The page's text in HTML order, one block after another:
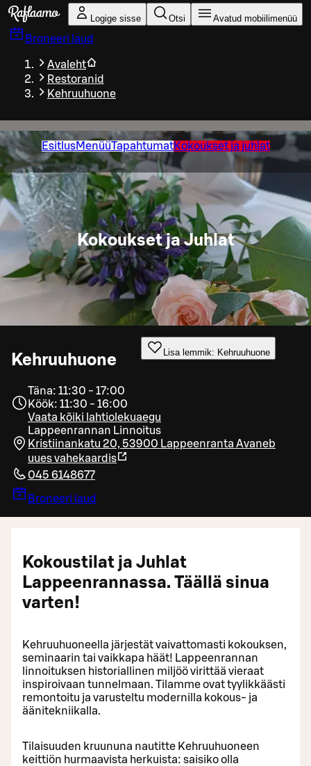
Liigu peamise sisu juurde
Logige sisse Otsi Avatud mobiilimenüü
Broneeri laud
Avaleht
Restoranid
Kehruuhuone
EsitlusMenüüTapahtumatKokoukset ja juhlat
Kokoukset ja Juhlat
Kehruuhuone Lisa lemmik: Kehruuhuone
Täna: 11:30 - 17:00
Köök: 11:30 - 16:00
Vaata kõiki lahtiolekuaegu
Lappeenrannan Linnoitus
Kristiinankatu 20, 53900 Lappeenranta Avaneb
uues vahekaardis
045 6148677
Broneeri laud
Kokoustilat ja Juhlat
Lappeenrannassa. Täällä sinua
varten!
Kehruuhuoneella järjestät vaivattomasti kokouksen,
seminaarin tai vaikkapa häät! Lappeenrannan
linnoituksen historiallinen miljöö virittää vieraat
inspiroivaan tunnelmaan. Tilamme ovat tyylikkäästi
remontoitu ja varusteltu modernilla kokous- ja
äänitekniikalla.
Tilaisuuden kruununa nautitte Kehruuhuoneen
keittiön hurmaavista herkuista: saisiko olla